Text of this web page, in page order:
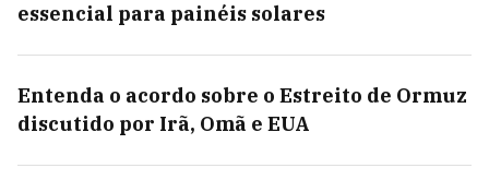
essencial para painéis solares
Entenda o acordo sobre o Estreito de Ormuz
discutido por Irã, Omã e EUA